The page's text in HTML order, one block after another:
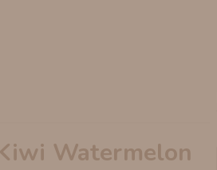
Watermelon